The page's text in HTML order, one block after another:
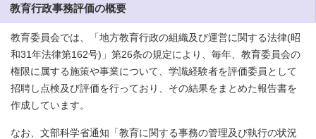
教育行政事務評価の概要
教育委員会では、「地方教育行政の組織及び運営に関する法律(昭
和31年法律第162号)」第26条の規定により、毎年、教育委員会の
権限に属する施策や事業について、学識経験者を評価委員として
招聘し点検及び評価を行っており、その結果をまとめた報告書を
作成しています。
なお、文部科学省通知「教育に関する事務の管理及び執行の状況